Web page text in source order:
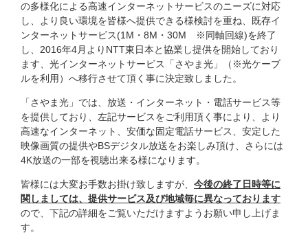
の多様化による高速インターネットサービスのニーズに対応
し、より良い環境を皆様へ提供できる様検討を重ね、既存イ
ンターネットサービス(1M・ 8M ・ 30M ※同軸回線)を終了
し、2016年4月よりNTT東日本と協業し提供を開始しており
ます、光インターネットサービス「さやま光」（※光ケーブ
ルを利用）へ移行させて頂く事に決定致しました。
「さやま光」では、放送・インターネット・電話サービス等
を提供しており、左記サービスをご利用頂く事により、より
高速なインターネット、安価な固定電話サービス、安定した
映像画質の提供やBSデジタル放送をお楽しみ頂け、さらには
4K放送の一部を視聴出来る様になります。
皆様には大変お手数お掛け致しますが、 今後の終了日時等に
関しましては、提供サービス及び地域毎に異なっております
ので、下記の詳細をご覧いただけますようお願い申し上げま
す。